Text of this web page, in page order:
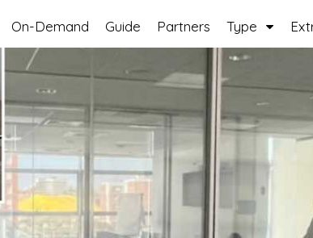
On-Demand Guide Partners Type